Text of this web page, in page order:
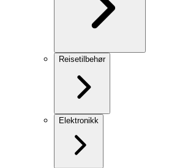
Reisetilbehør
Elektronikk